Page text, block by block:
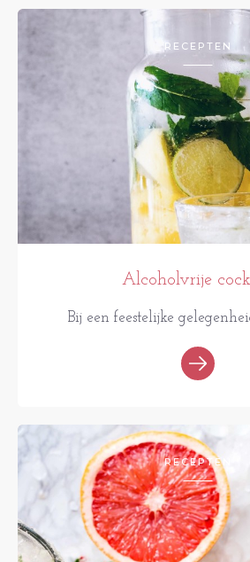
RECEPTEN
Alcoholvrije
Bij een feestelijke
RECEPTEN